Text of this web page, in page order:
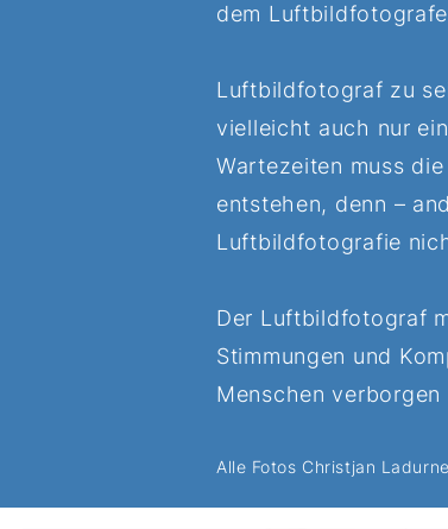
dem
Luftbildfotograf zu
vielleicht auch nur
Wartezeiten muss
entstehen, denn –
Luftbildfotografie
Der Luftbildfotograf
Stimmungen und
Menschen verborgen
Alle Fotos Christjan